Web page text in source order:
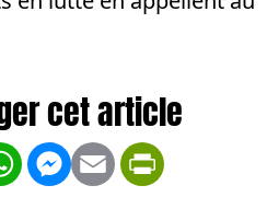
WhatsApp
Messenger
Email